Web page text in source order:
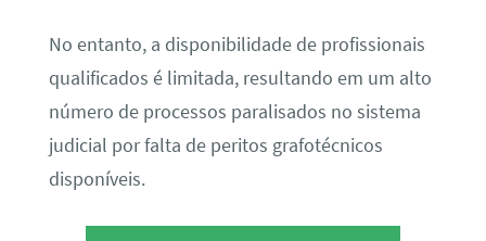
No entanto, a disponibilidade de profissionais
qualificados é limitada, resultando em um alto
número de processos paralisados no sistema
judicial por falta de peritos grafotécnicos
disponíveis.